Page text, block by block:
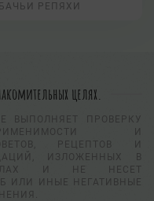
РЕПЯХИ
целях.
ВЫПОЛНЯЕТ ПРОВЕРКУ
И
РЕЦЕПТОВ И
ИЗЛОЖЕННЫХ В
И НЕ НЕСЕТ
ИЛИ ИНЫЕ НЕГАТИВНЫЕ